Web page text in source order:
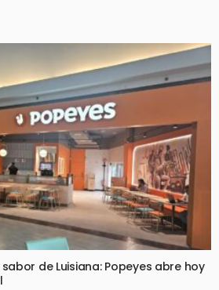
de Luisiana: Popeyes abre hoy